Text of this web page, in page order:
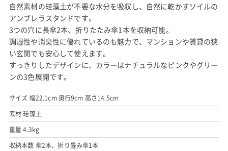
自然素材の珪藻土が不要な水分を吸収し、自然に乾かすソイルの
アンブレラスタンドです。
3つの穴に長傘2本、折りたたみ傘1本を収納可能。
調湿性や消臭性に優れているのも魅力で、マンションや賃貸の狭
い玄関でも安心して使えます。
すっきりしたデザインに、カラーはナチュラルなピンクやグリー
ンの3色展開です。
サイズ 幅22.1cm 奥行9cm 高さ14.5cm
素材 珪藻土
重量 4.3kg
収納本数 傘2本、折り畳み傘1本